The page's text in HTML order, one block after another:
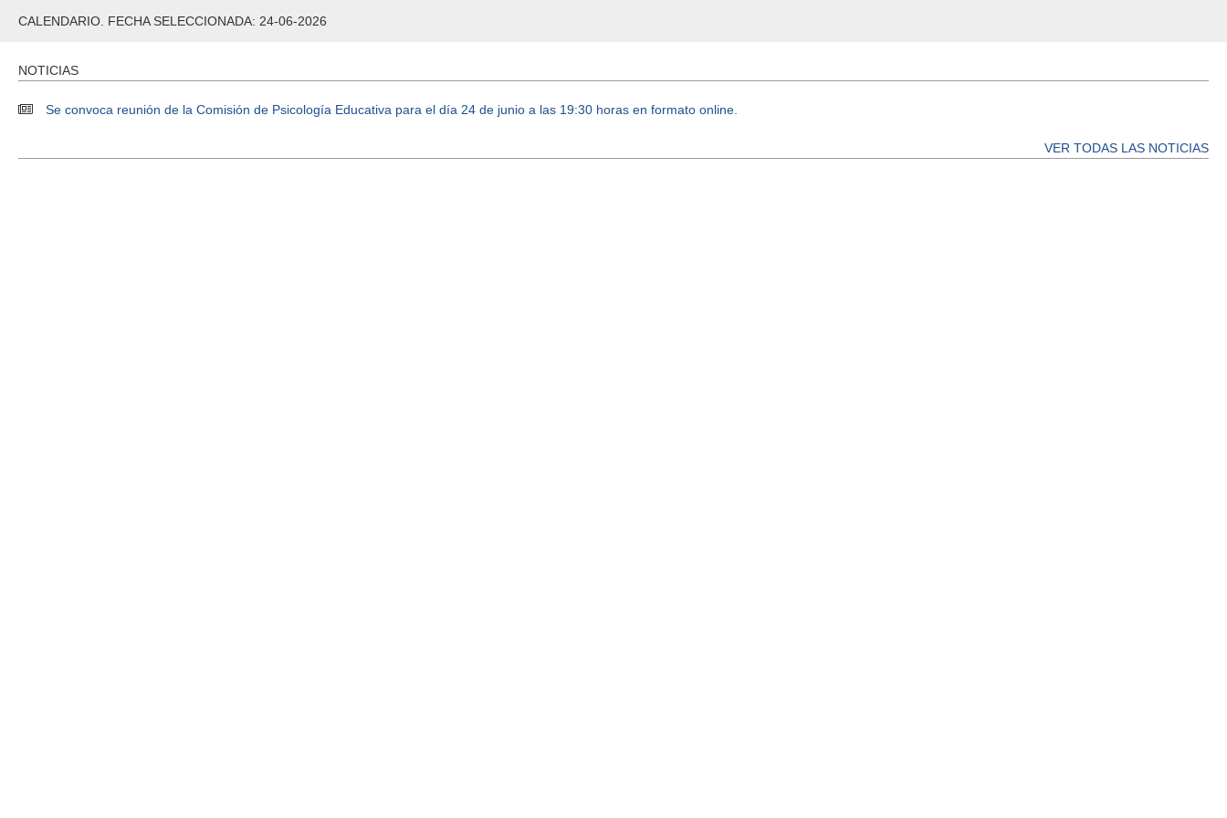
CALENDARIO. FECHA SELECCIONADA: 24-06-2026
NOTICIAS
Se convoca reunión de la Comisión de Psicología Educativa para el día 24 de junio a las 19:30 horas en formato online.
VER TODAS LAS NOTICIAS